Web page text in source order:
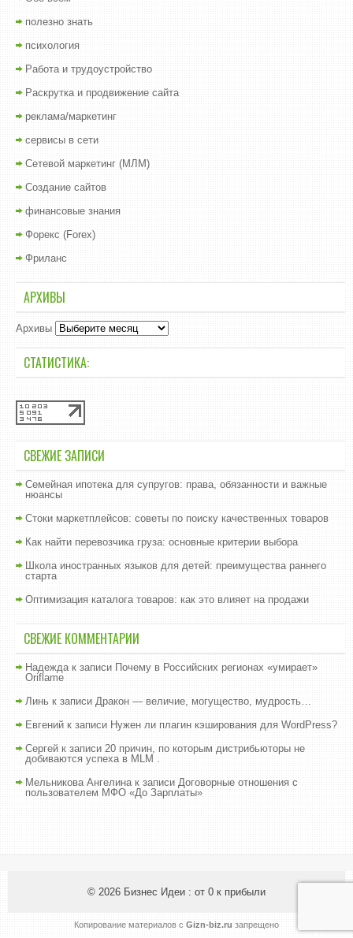
полезно знать
психология
Работа и трудоустройство
Раскрутка и продвижение сайта
реклама/маркетинг
сервисы в сети
Сетевой маркетинг (МЛМ)
Создание сайтов
финансовые знания
Форекс (Forex)
Фриланс
АРХИВЫ
Архивы
СТАТИСТИКА:
СВЕЖИЕ ЗАПИСИ
Семейная ипотека для супругов: права, обязанности и важные
нюансы
Стоки маркетплейсов: советы по поиску качественных товаров
Как найти перевозчика груза: основные критерии выбора
Школа иностранных языков для детей: преимущества раннего
старта
Оптимизация каталога товаров: как это влияет на продажи
СВЕЖИЕ КОММЕНТАРИИ
Надеждак записи Почему в Российских регионах «умирает»
Oriflame
Линь к записи Дракон — величие, могущество, мудрость…
Евгений к записи Нужен ли плагин кэширования для WordPress?
Сергей к записи 20 причин, по которым дистрибьюторы не
добиваются успеха в MLM .
Мельникова Ангелинак записи Договорные отношения с
пользователем МФО «До Зарплаты»
© 2026 Бизнес Идеи : от 0 к прибыли
Копирование материалов с Gizn-biz.ru запрещено